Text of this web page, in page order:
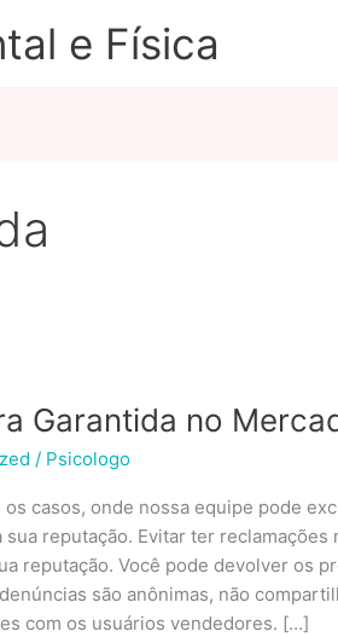
e Física
Garantida no
/ Psicologo
os casos, onde nossa equipe pode
sua reputação. Evitar ter
reputação. Você pode devolver os
são anônimas, não
com os usuários vendedores. […]